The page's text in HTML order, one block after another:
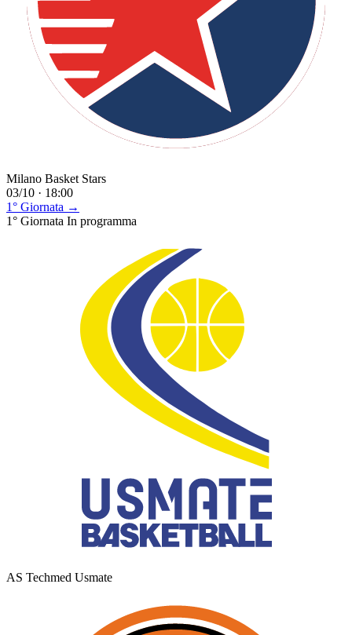
Milano Basket Stars
03/10 · 18:00
1° Giornata →
1° Giornata In programma
AS Techmed Usmate